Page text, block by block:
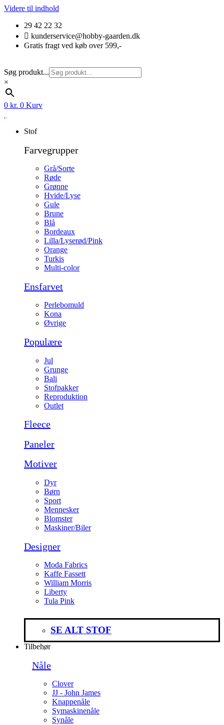
Videre til indhold
29 42 22 32
kunderservice@hobby-gaarden.dk
Gratis fragt ved køb over 599,-
Søg produkt...
×
0 kr. 0 Kurv
Stof
Farvegrupper
Grå/Sorte
Røde
Grønne
Hvide/Lyse
Gule
Brune
Blå
Bordeaux
Lilla/Lyserød/Pink
Orange
Turkis
Multi-color
Ensfarvet
Perlebomuld
Kona
Øvrige
Populære
Jul
Grunge
Bali
Stofpakker
Reproduktion
Outlet
Fleece
Paneler
Motiver
Dyr
Børn
Sport
Mennesker
Blomster
Maskiner/Biler
Designer
Moda Fabrics
Kaffe Fassett
William Morris
Liberty
Tula Pink
SE ALT STOF
Tilbehør
Nåle
Clover
JJ - John James
Knappenåle
Symaskinenåle
Synåle